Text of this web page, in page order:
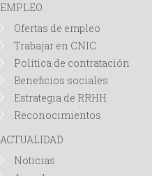
EMPLEO
Ofertas de empleo
Trabajar en CNIC
Política de contratación
Beneficios sociales
Estrategia de RRHH
Reconocimientos
ACTUALIDAD
Noticias